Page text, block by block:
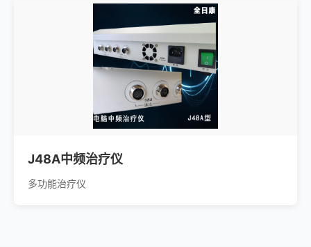
J48A中频治疗仪
多功能治疗仪